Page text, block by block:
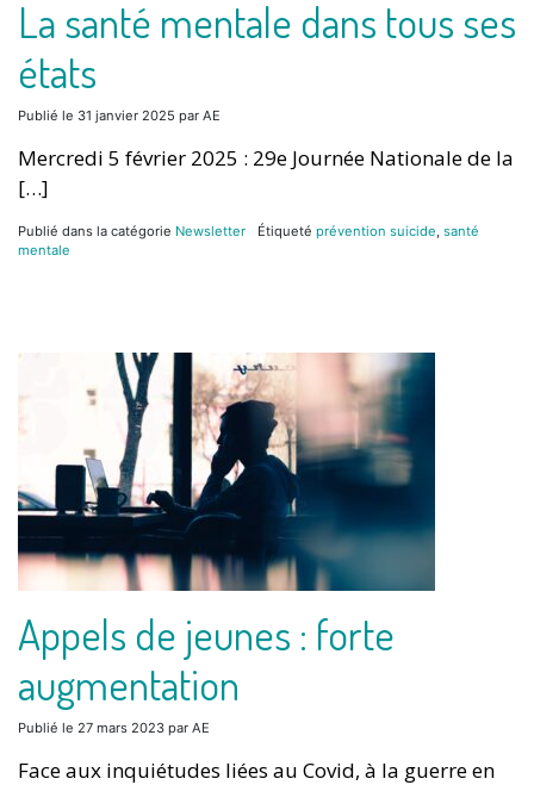
La santé mentale dans tous ses
états
Publié le 31 janvier 2025 par AE
Mercredi 5 février 2025 : 29e Journée Nationale de la
[…]
Publié dans la catégorie Newsletter Étiqueté prévention suicide, santé
mentale
Appels de jeunes : forte
augmentation
Publié le 27 mars 2023 par AE
Face aux inquiétudes liées au Covid, à la guerre en